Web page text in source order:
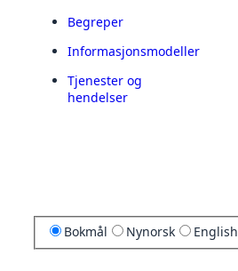
Begreper
Informasjonsmodeller
Tjenester og
hendelser
Bokmål Nynorsk English